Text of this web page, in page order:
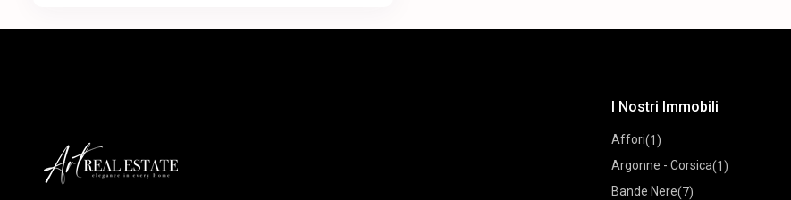
I Nostri Immobili
Affori(1)
Argonne - Corsica(1)
Bande Nere(7)